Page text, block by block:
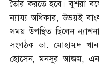
তৈরি করতে হবে। বুশরা
ন্যায্য অধিকার,উভয়ই
সময় উপস্থিত ছিলেন
সংগঠক ডা. মোহাম্মদ খান
হোসেন,মনসুর আজম,